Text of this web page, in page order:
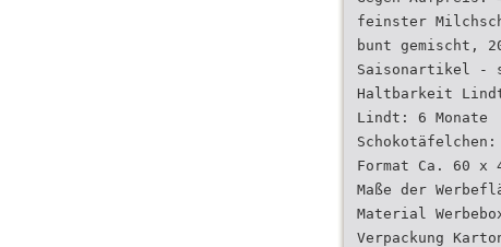
feinster
bunt gemischt,
Saisonartikel -
Haltbarkeit Lindt
Lindt: 6 Monate
Schokotäfelchen:
Format Ca. 60 x
Maße der
Material
Verpackung